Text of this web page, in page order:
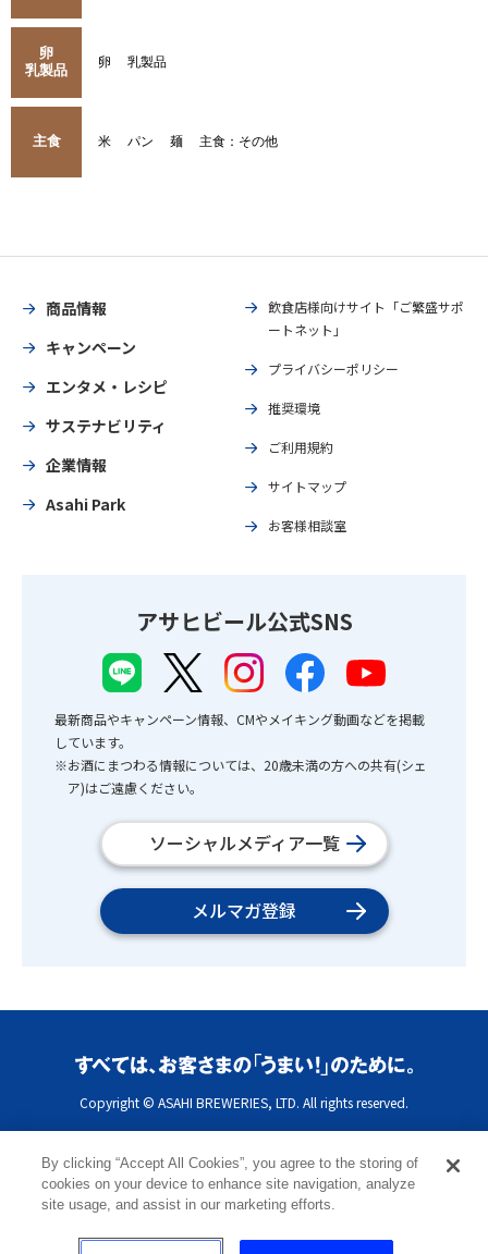
卵
乳製品
卵 乳製品
主食 米 パン 麺 主食：その他
商品情報
キャンペーン
エンタメ・レシピ
サステナビリティ
企業情報
Asahi Park
飲食店様向けサイト「ご繁盛サポ
ートネット」
プライバシーポリシー
推奨環境
ご利用規約
サイトマップ
お客様相談室
アサヒビール公式SNS
最新商品やキャンペーン情報、CMやメイキング動画などを掲載
しています。
※お酒にまつわる情報については、20歳未満の方への共有(シェ
ア)はご遠慮ください。
ソーシャルメディア一覧
メルマガ登録
Copyright © ASAHI BREWERIES, LTD. All rights reserved.
By clicking “Accept All Cookies”, you agree to the storing of
cookies on your device to enhance site navigation, analyze
site usage, and assist in our marketing efforts.